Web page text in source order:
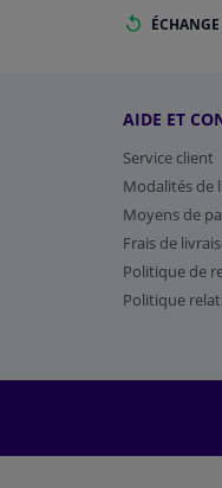
AIDE ET
Service client
Modalités de
Moyens de
Frais de
Politique de
Politique